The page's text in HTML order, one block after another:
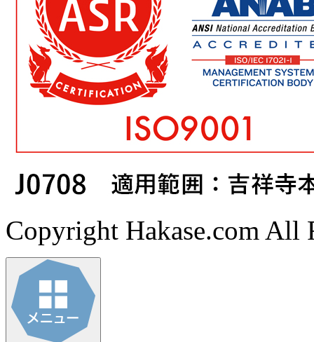
Copyright Hakase.com All